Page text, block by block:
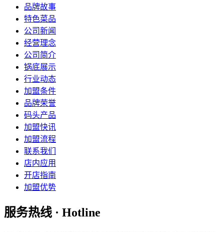
品牌故事
特色菜品
公司新闻
经营理念
公司简介
锅底展示
行业动态
加盟条件
品牌荣誉
码头产品
加盟快讯
加盟流程
联系我们
店内应用
开店指南
加盟优势
服务热线 · Hotline